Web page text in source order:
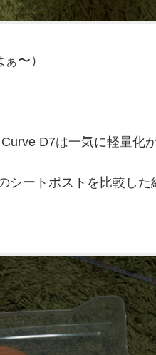
〜）
D7は一気に軽量化
ートポストを比較した